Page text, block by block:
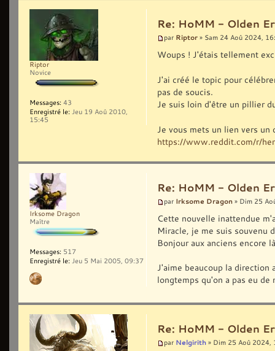
Re: HoMM - Olden
par Riptor » Sam 24 Aoû 2024,
Woups ! J'étais tellement
J'ai créé le topic pour
pas de soucis.
Je suis loin d'être un pillier
Je vous mets un lien vers
https://www.reddit.com/r/
Riptor
Novice
Messages: 43
Enregistré le: Jeu 19 Aoû 2010,
15:45
Re: HoMM - Olden
par Irksome Dragon » Dim 25
Cette nouvelle inattendue
Miracle, je me suis souvenu
Bonjour aux anciens encore
J'aime beaucoup la
longtemps qu'on a pas eu
Irksome Dragon
Maître
Messages: 517
Enregistré le: Jeu 5 Mai 2005, 09:37
Re: HoMM - Olden
par Nelgirith » Dim 25 Aoû 2024,